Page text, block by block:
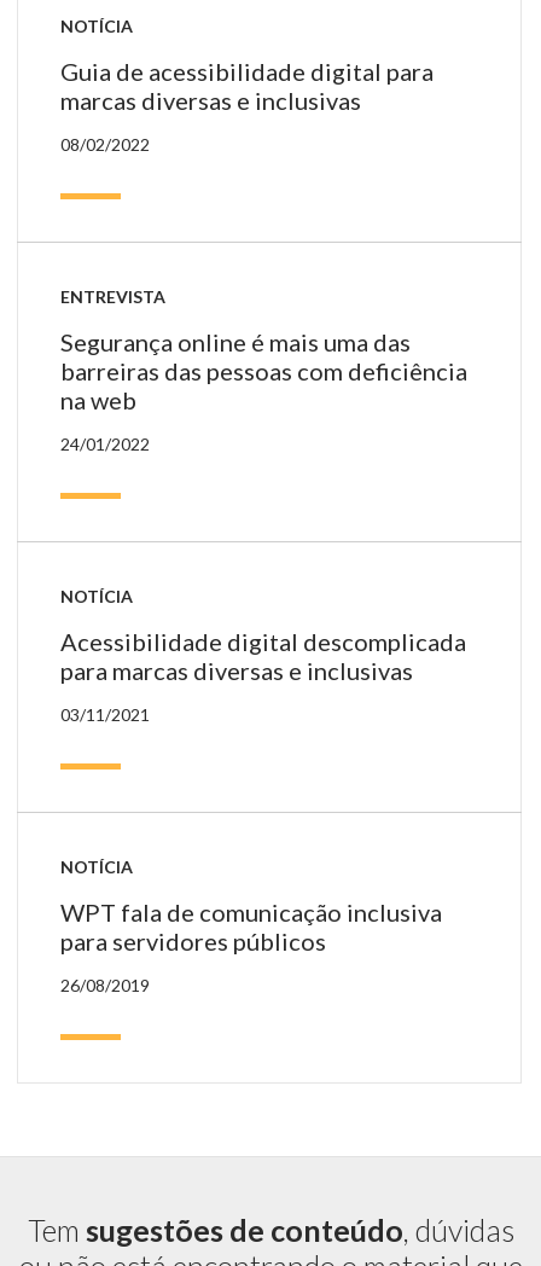
NOTÍCIA
Guia de acessibilidade digital para
marcas diversas e inclusivas
08/02/2022
ENTREVISTA
Segurança online é mais uma das
barreiras das pessoas com deficiência
na web
24/01/2022
NOTÍCIA
Acessibilidade digital descomplicada
para marcas diversas e inclusivas
03/11/2021
NOTÍCIA
WPT fala de comunicação inclusiva
para servidores públicos
26/08/2019
Tem sugestões de conteúdo , dúvidas